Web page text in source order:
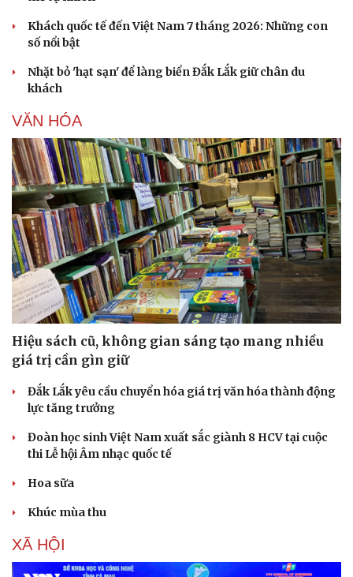
Sân khấu - Điện ảnh
Văn học
Thời trang
Khách quốc tế đến Việt Nam 7 tháng 2026: Những con
số nổi bật
Nhặt bỏ 'hạt sạn' để làng biển Đắk Lắk giữ chân du
khách
VĂN HÓA
Hiệu sách cũ, không gian sáng tạo mang nhiều
giá trị cần gìn giữ
Đắk Lắk yêu cầu chuyển hóa giá trị văn hóa thành động
lực tăng trưởng
Đoàn học sinh Việt Nam xuất sắc giành 8 HCV tại cuộc
thi Lễ hội Âm nhạc quốc tế
Hoa sữa
Khúc mùa thu
XÃ HỘI